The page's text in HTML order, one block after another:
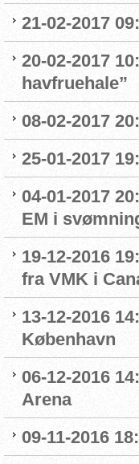
21-02-2017
20-02-2017
havfruehale”
08-02-2017
25-01-2017
04-01-2017
EM i
19-12-2016
fra VMK i
13-12-2016
København
06-12-2016
Arena
09-11-2016